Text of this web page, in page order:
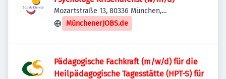
Mozartstraße 13, 80336 München,
Deutschland
MünchenerJOBS.de
Pädagogische Fachkraft (m/w/d) für die
Heilpädagogische Tagesstätte (HPT-S) für